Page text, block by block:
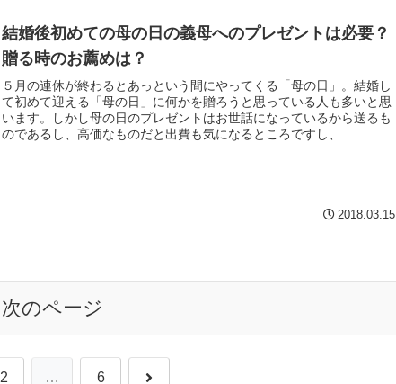
結婚後初めての母の日の義母へのプレゼントは必要？
贈る時のお薦めは？
５月の連休が終わるとあっという間にやってくる「母の日」。結婚し
て初めて迎える「母の日」に何かを贈ろうと思っている人も多いと思
います。しかし母の日のプレゼントはお世話になっているから送るも
のであるし、高価なものだと出費も気になるところですし、...
2018.03.15
次のページ
2 … 6 次